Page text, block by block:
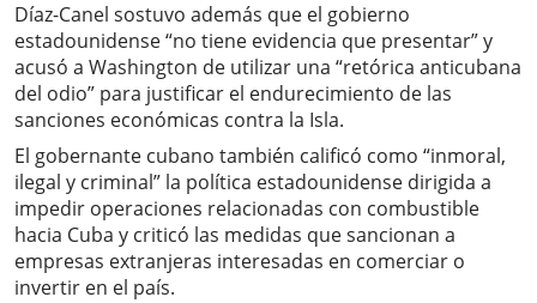
Díaz-Canel sostuvo además que el gobierno
estadounidense “no tiene evidencia que presentar” y
acusó a Washington de utilizar una “retórica anticubana
del odio” para justificar el endurecimiento de las
sanciones económicas contra la Isla.
El gobernante cubano también calificó como “inmoral,
ilegal y criminal” la política estadounidense dirigida a
impedir operaciones relacionadas con combustible
hacia Cuba y criticó las medidas que sancionan a
empresas extranjeras interesadas en comerciar o
invertir en el país.